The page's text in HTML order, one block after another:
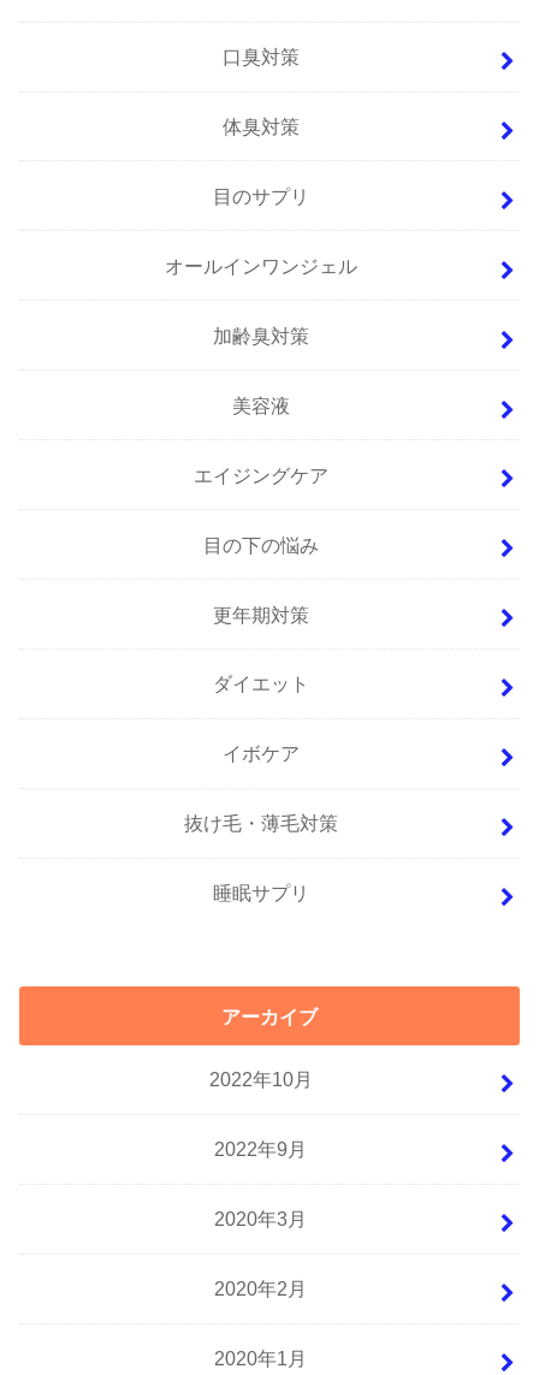
口臭対策
体臭対策
目のサプリ
オールインワンジェル
加齢臭対策
美容液
エイジングケア
目の下の悩み
更年期対策
ダイエット
イボケア
抜け毛・薄毛対策
睡眠サプリ
アーカイブ
2022年10月
2022年9月
2020年3月
2020年2月
2020年1月